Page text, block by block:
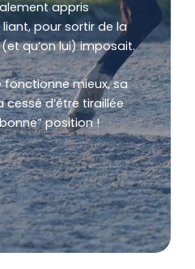
appris
pour sortir de la
qu’on lui) imposait.
fonctionne mieux, sa
cessé d’être tiraillée
position !